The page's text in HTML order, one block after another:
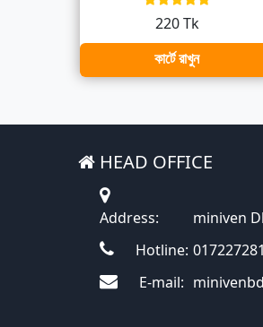
220 Tk
কার্টে রাখুন
HEAD OFFICE
Address:
miniven
Hotline:
E-mail: